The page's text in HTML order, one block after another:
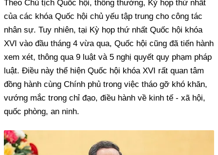
Theo Chủ tịch Quốc hội, thông thường, Kỳ họp thứ nhất
của các khóa Quốc hội chủ yếu tập trung cho công tác
nhân sự. Tuy nhiên, tại Kỳ họp thứ nhất Quốc hội khóa
XVI vào đầu tháng 4 vừa qua, Quốc hội cũng đã tiến hành
xem xét, thông qua 9 luật và 5 nghị quyết quy phạm pháp
luật. Điều này thể hiện Quốc hội khóa XVI rất quan tâm
đồng hành cùng Chính phủ trong việc tháo gỡ khó khăn,
vướng mắc trong chỉ đạo, điều hành về kinh tế - xã hội,
quốc phòng, an ninh.